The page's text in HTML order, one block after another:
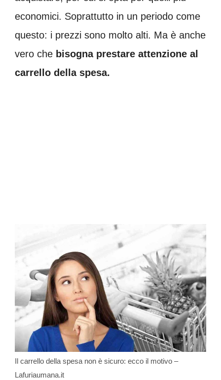
economici. Soprattutto in un periodo come
questo: i prezzi sono molto alti. Ma è anche
vero che bisogna prestare attenzione al
carrello della spesa.
Il carrello della spesa non è sicuro: ecco il motivo –
Lafuriaumana.it